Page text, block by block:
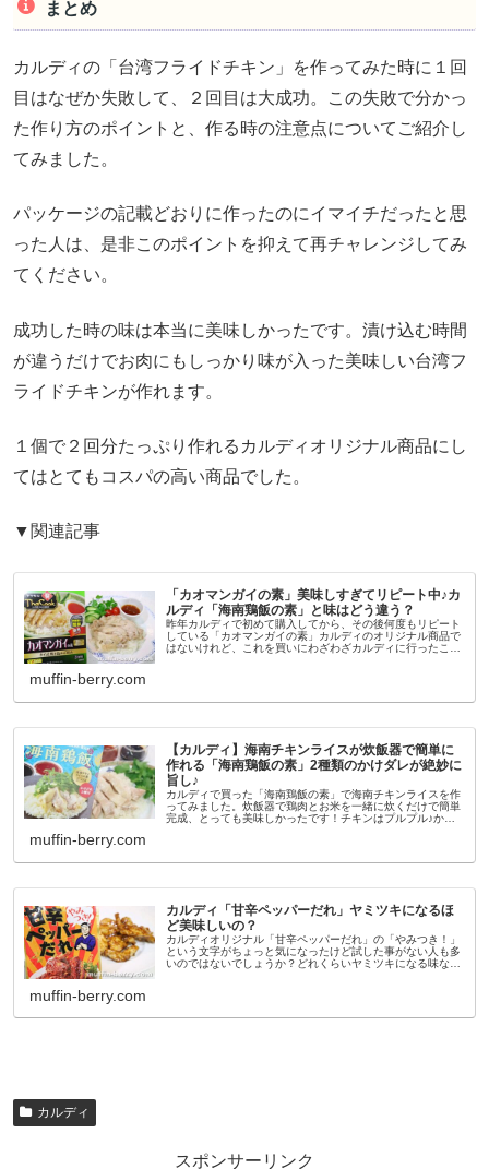
まとめ
カルディの「台湾フライドチキン」を作ってみた時に１回
目はなぜか失敗して、２回目は大成功。この失敗で分かっ
た作り方のポイントと、作る時の注意点についてご紹介し
てみました。
パッケージの記載どおりに作ったのにイマイチだったと思
った人は、是非このポイントを抑えて再チャレンジしてみ
てください。
成功した時の味は本当に美味しかったです。漬け込む時間
が違うだけでお肉にもしっかり味が入った美味しい台湾フ
ライドチキンが作れます。
１個で２回分たっぷり作れるカルディオリジナル商品にし
てはとてもコスパの高い商品でした。
▼関連記事
「カオマンガイの素」美味しすぎてリピート中♪カ
ルディ「海南鶏飯の素」と味はどう違う？
昨年カルディで初めて購入してから、その後何度もリピート
している「カオマンガイの素」カルディのオリジナル商品で
はないけれど、これを買いにわざわざカルディに行ったこと
muffin-berry.com
【カルディ】海南チキンライスが炊飯器で簡単に
作れる「海南鶏飯の素」2種類のかけダレが絶妙に
旨し♪
カルディで買った「海南鶏飯の素」で海南チキンライスを作
ってみました。炊飯器で鶏肉とお米を一緒に炊くだけで簡単
完成、とっても美味しかったです！チキンはプルプル♪かけ
muffin-berry.com
カルディ「甘辛ペッパーだれ」ヤミツキになるほ
ど美味しいの？
カルディオリジナル「甘辛ペッパーだれ」の「やみつき！」
という文字がちょっと気になったけど試した事がない人も多
いのではないでしょうか？どれくらいヤミツキになる味なの
muffin-berry.com
カルディ
スポンサーリンク